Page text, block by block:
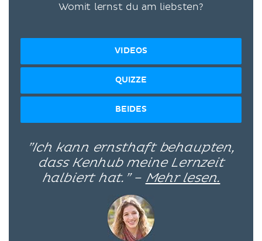
Womit lernst du am liebsten?
VIDEOS
QUIZZE
BEIDES
”Ich kann ernsthaft behaupten,
dass Kenhub meine Lernzeit
halbiert hat.” – Mehr lesen.